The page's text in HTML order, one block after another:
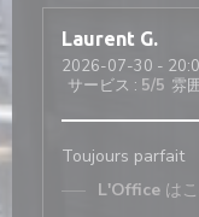
Laurent G
2026-07-30 -
サービス : 5/5 雰
Toujours parfait
L'Office は